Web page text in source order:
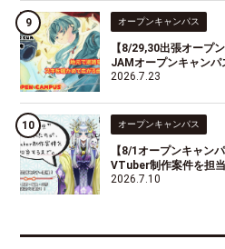
オープンキャンパス
【8/29,30出張オープ
JAMオープンキャンパ
2026.7.23
オープンキャンパス
【8/1オープンキャン
VTuber制作案件を担当
2026.7.10